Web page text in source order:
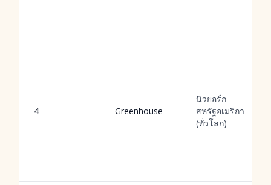
4 Greenhouse
นิวยอร์ก
สหรัฐอเมริกา
(ทั่วโลก)